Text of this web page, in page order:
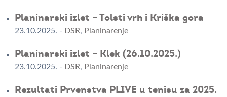
Planinarski izlet – Tolsti vrh i Kriška gora
23.10.2025. - DSR, Planinarenje
Planinarski izlet – Klek (26.10.2025.)
23.10.2025. - DSR, Planinarenje
Rezultati Prvenstva PLIVE u tenisu za 2025.